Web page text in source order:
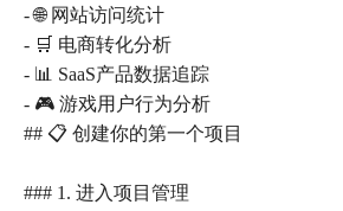
- 🌐 网站访问统计
- 🛒 电商转化分析
- 📊 SaaS产品数据追踪
- 🎮 游戏用户行为分析
## 📋 创建你的第一个项目
### 1. 进入项目管理